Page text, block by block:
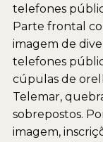
telefones
Parte frontal
imagem de
telefones
cúpulas de
Telemar,
sobrepostos.
imagem,